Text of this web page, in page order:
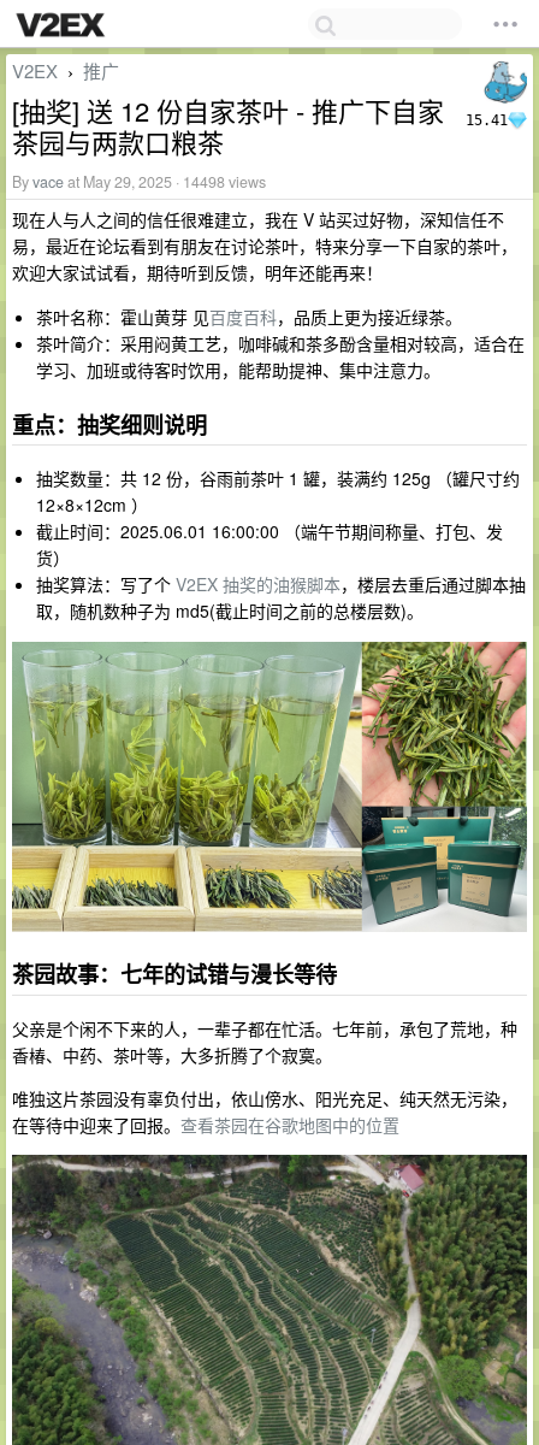
15.41
V2EX › 推广
[抽奖] 送 12 份自家茶叶 - 推广下自家
茶园与两款口粮茶
Byvaceat May 29, 2025 · 14498 views
现在人与人之间的信任很难建立，我在 V 站买过好物，深知信任不
易，最近在论坛看到有朋友在讨论茶叶，特来分享一下自家的茶叶，
欢迎大家试试看，期待听到反馈，明年还能再来！
茶叶名称：霍山黄芽 见百度百科，品质上更为接近绿茶。
茶叶简介：采用闷黄工艺，咖啡碱和茶多酚含量相对较高，适合在
学习、加班或待客时饮用，能帮助提神、集中注意力。
重点：抽奖细则说明
抽奖数量：共 12 份，谷雨前茶叶 1 罐，装满约 125g （罐尺寸约
12×8×12cm ）
截止时间：2025.06.01 16:00:00 （端午节期间称量、打包、发
货）
抽奖算法：写了个 V2EX 抽奖的油猴脚本，楼层去重后通过脚本抽
取，随机数种子为 md5(截止时间之前的总楼层数)。
茶园故事：七年的试错与漫长等待
父亲是个闲不下来的人，一辈子都在忙活。七年前，承包了荒地，种
香椿、中药、茶叶等，大多折腾了个寂寞。
唯独这片茶园没有辜负付出，依山傍水、阳光充足、纯天然无污染，
在等待中迎来了回报。 查看茶园在谷歌地图中的位置